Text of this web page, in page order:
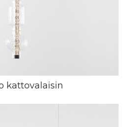
kattovalaisin